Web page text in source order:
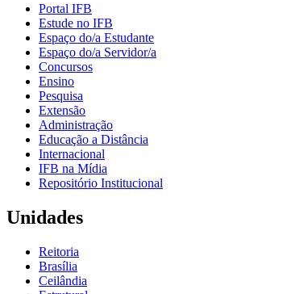
Portal IFB
Estude no IFB
Espaço do/a Estudante
Espaço do/a Servidor/a
Concursos
Ensino
Pesquisa
Extensão
Administração
Educação a Distância
Internacional
IFB na Mídia
Repositório Institucional
Unidades
Reitoria
Brasília
Ceilândia